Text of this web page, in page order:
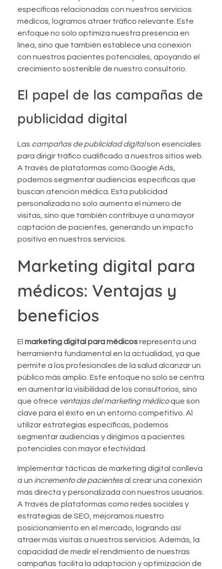
específicas relacionadas con nuestros servicios
médicos, logramos atraer tráfico relevante. Este
enfoque no solo optimiza nuestra presencia en
línea, sino que también establece una conexión
con nuestros pacientes potenciales, apoyando el
crecimiento sostenible de nuestro consultorio.
El papel de las campañas de
publicidad digital
Las campañas de publicidad digitalson esenciales
para dirigir tráfico cualificado a nuestros sitios web.
A través de plataformas como Google Ads,
podemos segmentar audiencias específicas que
buscan atención médica. Esta publicidad
personalizada no solo aumenta el número de
visitas, sino que también contribuye a una mayor
captación de pacientes, generando un impacto
positivo en nuestros servicios.
Marketing digital para
médicos: Ventajas y
beneficios
El marketing digital para médicosrepresenta una
herramienta fundamental en la actualidad, ya que
permite a los profesionales de la salud alcanzar un
público más amplio. Este enfoque no solo se centra
en aumentar la visibilidad de los consultorios, sino
que ofrece ventajas del marketing médicoque son
clave para el éxito en un entorno competitivo. Al
utilizar estrategias específicas, podemos
segmentar audiencias y dirigirnos a pacientes
potenciales con mayor efectividad.
Implementar tácticas de marketing digital conlleva
a un incremento de pacientesal crear una conexión
más directa y personalizada con nuestros usuarios.
A través de plataformas como redes sociales y
estrategias de SEO, mejoramos nuestro
posicionamiento en el mercado, logrando así
atraer más visitas a nuestros servicios. Además, la
capacidad de medir el rendimiento de nuestras
campañas facilita la adaptación y optimización de